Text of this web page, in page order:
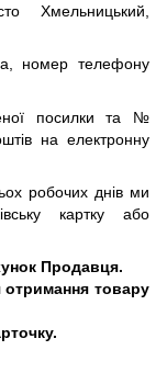
Хмельницький,
номер телефону
посилки та №
на електронну
робочих днів ми
картку або
Продавця.
отримання товару